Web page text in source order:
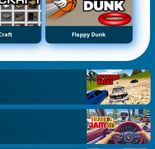
Flappy Dunk